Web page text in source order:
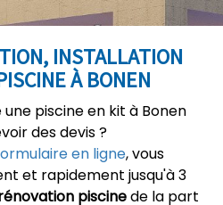
INSTALLATION
À BONEN
piscine en kit à Bonen
des devis ?
en ligne, vous
et rapidement jusqu'à 3
piscinede la part